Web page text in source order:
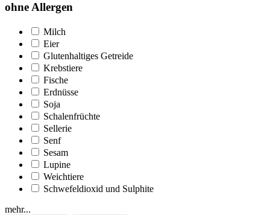
ohne Allergen
Milch
Eier
Glutenhaltiges Getreide
Krebstiere
Fische
Erdnüsse
Soja
Schalenfrüchte
Sellerie
Senf
Sesam
Lupine
Weichtiere
Schwefeldioxid und Sulphite
mehr...